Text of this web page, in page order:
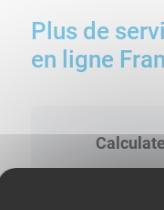
Plus de
en ligne